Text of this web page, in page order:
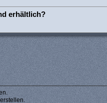
erhältlich?